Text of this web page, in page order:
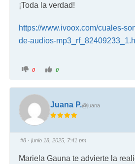
¡Toda la verdad!
https://www.ivoox.com/cuales-
de-audios-
0 0
Juana P.@juana
#8 · junio 18, 2025, 7:41 pm
Mariela Gauna te advierte la